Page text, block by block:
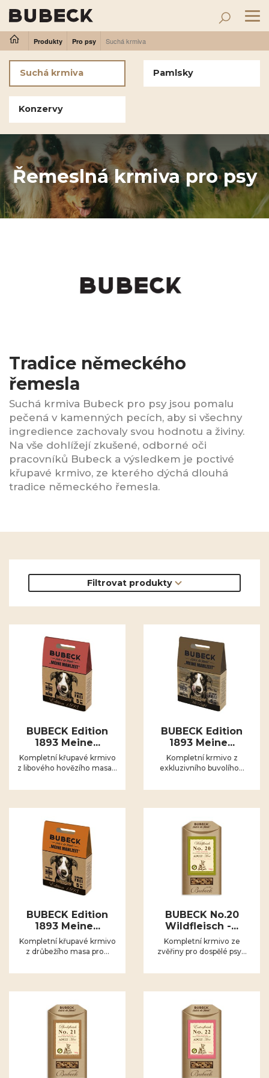
Produkty Pro psy Suchá krmiva
Suchá krmiva Pamlsky
Konzervy
Řemeslná krmiva pro psy
Tradice německého
řemesla
Suchá krmiva Bubeck pro psy jsou pomalu
pečená v kamenných pecích, aby si všechny
ingredience zachovaly svou hodnotu a živiny.
Na vše dohlížejí zkušené, odborné oči
pracovníků Bubeck a výsledkem je poctivé
křupavé krmivo, ze kterého dýchá dlouhá
tradice německého řemesla.
Filtrovat produkty
BUBECK Edition
1893 Meine...
Kompletní křupavé krmivo
z libového hovězího masa...
BUBECK Edition
1893 Meine...
Kompletní krmivo z
exkluzivního buvolího...
BUBECK Edition
1893 Meine...
Kompletní křupavé krmivo
z drůbežího masa pro...
BUBECK No.20
Wildfleisch -...
Kompletní krmivo ze
zvěřiny pro dospělé psy...